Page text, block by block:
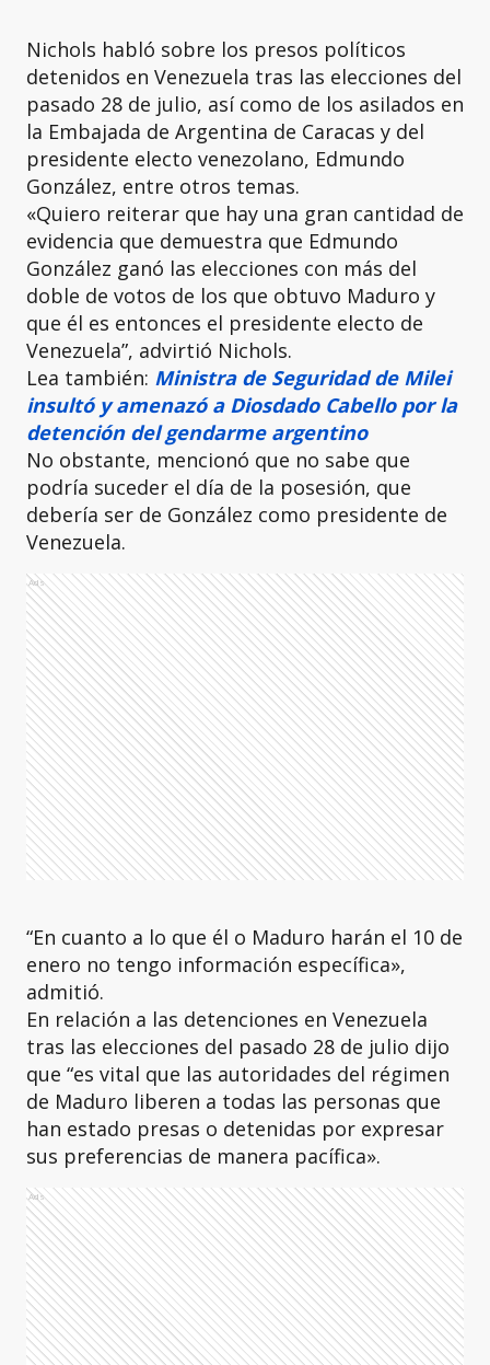
Nichols habló sobre los presos políticos
detenidos en Venezuela tras las elecciones del
pasado 28 de julio, así como de los asilados en
la Embajada de Argentina de Caracas y del
presidente electo venezolano, Edmundo
González, entre otros temas.
«Quiero reiterar que hay una gran cantidad de
evidencia que demuestra que Edmundo
González ganó las elecciones con más del
doble de votos de los que obtuvo Maduro y
que él es entonces el presidente electo de
Venezuela”, advirtió Nichols.
Lea también: Ministra de Seguridad de Milei
insultó y amenazó a Diosdado Cabello por la
detención del gendarme argentino
No obstante, mencionó que no sabe que
podría suceder el día de la posesión, que
debería ser de González como presidente de
Venezuela.
Ads
“En cuanto a lo que él o Maduro harán el 10 de
enero no tengo información específica»,
admitió.
En relación a las detenciones en Venezuela
tras las elecciones del pasado 28 de julio dijo
que “es vital que las autoridades del régimen
de Maduro liberen a todas las personas que
han estado presas o detenidas por expresar
sus preferencias de manera pacífica».
Ads